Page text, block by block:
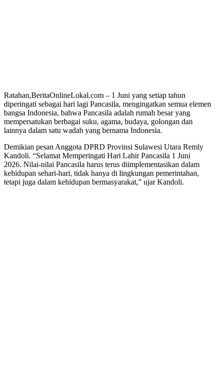
Ratahan,BeritaOnlineLokal.com – 1 Juni yang setiap tahun
diperingati sebagai hari lagi Pancasila, mengingatkan semua elemen
bangsa Indonesia, bahwa Pancasila adalah rumah besar yang
mempersatukan berbagai suku, agama, budaya, golongan dan
lainnya dalam satu wadah yang bernama Indonesia.
Demikian pesan Anggota DPRD Provinsi Sulawesi Utara Remly
Kandoli. “Selamat Memperingati Hari Lahir Pancasila 1 Juni
2026. Nilai-nilai Pancasila harus terus diimplementasikan dalam
kehidupan sehari-hari, tidak hanya di lingkungan pemerintahan,
tetapi juga dalam kehidupan bermasyarakat,” ujar Kandoli.